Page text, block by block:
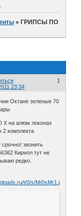
.
»ГРИПСЫ ПО
1
23:34
Октане зеленые 70
X на алюм локонах
2 комплекта
звонить
Кирилл тут не
редко.